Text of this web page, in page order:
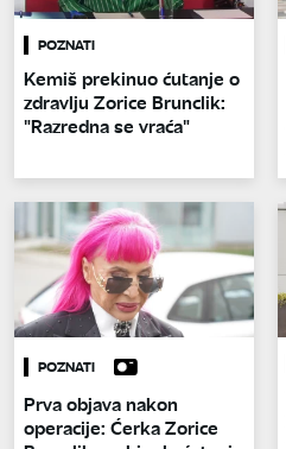
POZNATI
Kemiš prekinuo ćutanje o
zdravlju Zorice Brunclik:
"Razredna se vraća"
POZNATI
Prva objava nakon
operacije: Ćerka Zorice